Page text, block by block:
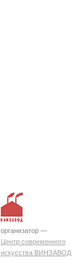
организатор —
Центр современного
искусства ВИНЗАВОД